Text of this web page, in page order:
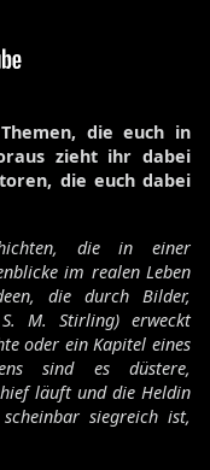
die euch in
zieht ihr dabei
die euch dabei
die in einer
im realen Leben
die durch Bilder,
M. Stirling) erweckt
oder ein Kapitel eines
sind es düstere,
läuft und die Heldin
siegreich ist,